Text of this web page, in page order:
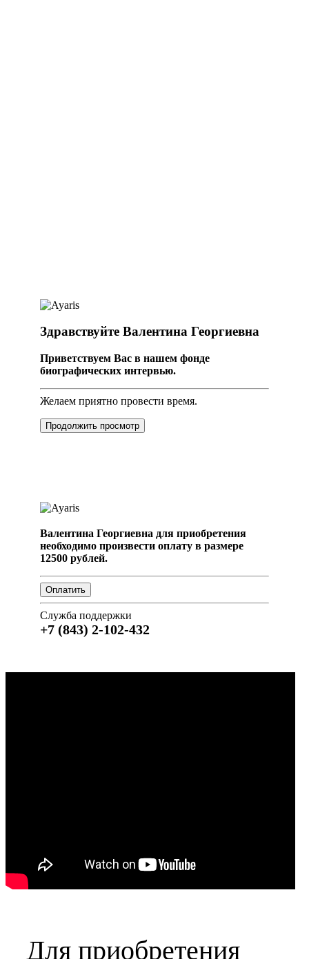
Здравствуйте Валентина Георгиевна
Приветствуем Вас в нашем фонде
биографических интервью.
Желаем приятно провести время.
Продолжить просмотр
Валентина Георгиевна для приобретения
необходимо произвести оплату в размере
12500 рублей.
Служба поддержки
+7 (843) 2-102-432
Для приобретения